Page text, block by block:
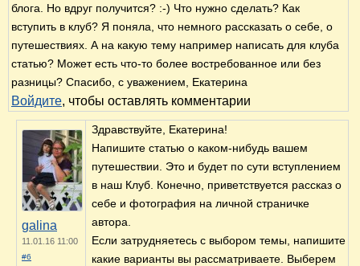
блога. Но вдруг получится? :-) Что нужно сделать? Как
вступить в клуб? Я поняла, что немного рассказать о себе, о
путешествиях. А на какую тему например написать для клуба
статью? Может есть что-то более востребованное или без
разницы? Спасибо, с уважением, Екатерина
Войдите, чтобы оставлять комментарии
galina
11.01.16 11:00
#6
Здравствуйте, Екатерина!
Напишите статью о каком-нибудь вашем
путешествии. Это и будет по сути вступлением
в наш Клуб. Конечно, приветствуется рассказ о
себе и фотография на личной страничке
автора.
Если затрудняетесь с выбором темы, напишите
какие варианты вы рассматриваете. Выберем